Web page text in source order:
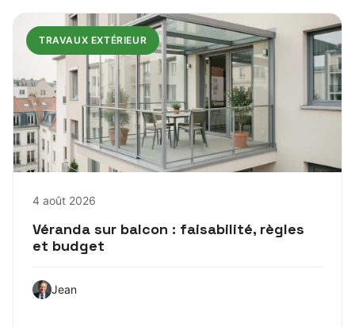
TRAVAUX EXTÉRIEUR
4 août 2026
Véranda sur balcon : faisabilité, règles
et budget
Jean